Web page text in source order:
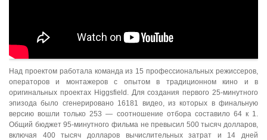
Над проектом работала команда из 15 профессиональных режиссеров,
операторов и монтажеров с опытом в традиционном кино и в
оригинальных проектах Higgsfield. Для создания первого 25-минутного
эпизода было сгенерировано 16181 видео, из которых в финальную
версию вошли только 253 — соотношение отбора составило 64 к 1.
Общий бюджет 95-минутного фильма не превысил 500 тысяч долларов,
включая 400 тысяч долларов вычислительных затрат и 14 дней